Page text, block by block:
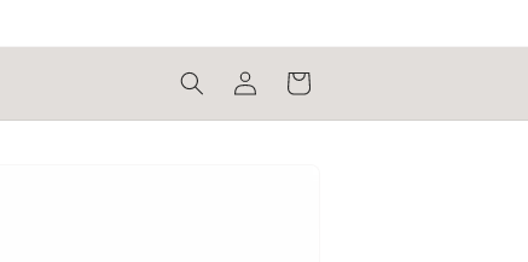
BejelentkezésKosár